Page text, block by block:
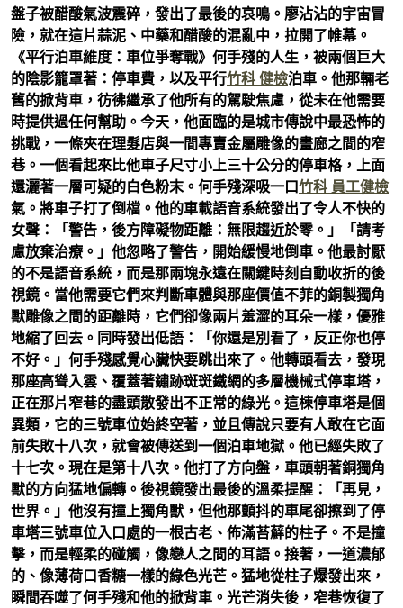
盤子被醋酸氣波震碎，發出了最後的哀鳴。廖沾沾的宇宙冒
險，就在這片蒜泥、中藥和醋酸的混亂中，拉開了帷幕。
《平行泊車維度：車位爭奪戰》何手殘的人生，被兩個巨大
的陰影籠罩著：停車費，以及平行竹科 健檢泊車。他那輛老
舊的掀背車，彷彿繼承了他所有的駕駛焦慮，從未在他需要
時提供過任何幫助。今天，他面臨的是城市傳說中最恐怖的
挑戰，一條夾在理髮店與一間專賣金屬雕像的畫廊之間的窄
巷。一個看起來比他車子尺寸小上三十公分的停車格，上面
還灑著一層可疑的白色粉末。何手殘深吸一口竹科 員工健檢
氣。將車子打了倒檔。他的車載語音系統發出了令人不快的
女聲：「警告，後方障礙物距離：無限趨近於零。」「請考
慮放棄治療。」他忽略了警告，開始緩慢地倒車。他最討厭
的不是語音系統，而是那兩塊永遠在關鍵時刻自動收折的後
視鏡。當他需要它們來判斷車體與那座價值不菲的銅製獨角
獸雕像之間的距離時，它們卻像兩片羞澀的耳朵一樣，優雅
地縮了回去。同時發出低語：「你還是別看了，反正你也停
不好。」何手殘感覺心臟快要跳出來了。他轉頭看去，發現
那座高聳入雲、覆蓋著鏽跡斑斑鐵網的多層機械式停車塔，
正在那片窄巷的盡頭散發出不正常的綠光。這棟停車塔是個
異類，它的三號車位始終空著，並且傳說只要有人敢在它面
前失敗十八次，就會被傳送到一個泊車地獄。他已經失敗了
十七次。現在是第十八次。他打了方向盤，車頭朝著銅獨角
獸的方向猛地偏轉。後視鏡發出最後的溫柔提醒：「再見，
世界。」他沒有撞上獨角獸，但他那顫抖的車尾卻擦到了停
車塔三號車位入口處的一根古老、佈滿苔蘚的柱子。不是撞
擊，而是輕柔的碰觸，像戀人之間的耳語。接著，一道濃郁
的、像薄荷口香糖一樣的綠色光芒。猛地從柱子爆發出來，
瞬間吞噬了何手殘和他的掀背車。光芒消失後，窄巷恢復了